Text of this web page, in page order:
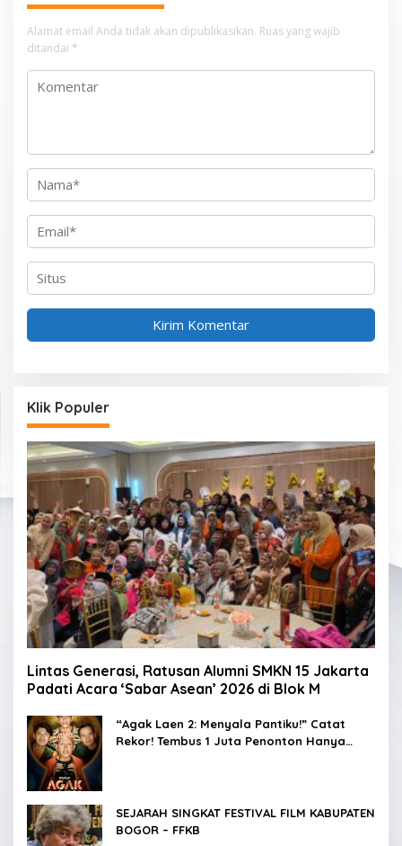
p
o
s
Alamat email Anda tidak akan dipublikasikan. Ruas yang wajib
ditandai *
Klik Populer
Lintas Generasi, Ratusan Alumni SMKN 15 Jakarta
Padati Acara ‘Sabar Asean’ 2026 di Blok M
“Agak Laen 2: Menyala Pantiku!” Catat
Rekor! Tembus 1 Juta Penonton Hanya
SEJARAH SINGKAT FESTIVAL FILM KABUPATEN
BOGOR – FFKB